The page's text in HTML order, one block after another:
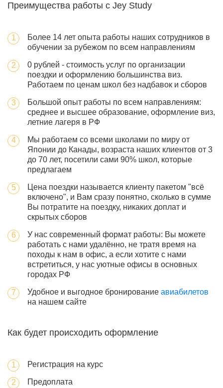
Преимущества работы с Jey Study
Более 14 лет опыта работы наших сотрудников в
обучении за рубежом по всем направлениям
0 рублей - стоимость услуг по организации
поездки и оформлению большинства виз.
Работаем по ценам школ без надбавок и сборов
Большой опыт работы по всем направлениям:
среднее и высшее образование, оформление виз,
летние лагеря в РФ
Мы работаем со всеми школами по миру от
Японии до Канады, возраста наших клиентов от 3
до 70 лет, посетили сами 90% школ, которые
предлагаем
Цена поездки называется клиенту пакетом "всё
включено", и Вам сразу понятно, сколько в сумме
Вы потратите на поездку, никаких доплат и
скрытых сборов
У нас современный формат работы: Вы можете
работать с нами удалённо, не тратя время на
походы к нам в офис, а если хотите с нами
встретиться, у нас уютные офисы в основных
городах РФ
Удобное и выгодное бронирование авиабилетов
на нашем сайте
Как будет происходить оформление
Регистрация на курс
Предоплата